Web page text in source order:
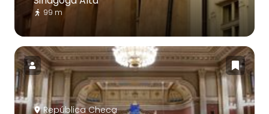
99 m
República Checa